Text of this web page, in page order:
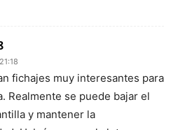
fichajes muy interesantes para
Realmente se puede bajar el
y mantener la